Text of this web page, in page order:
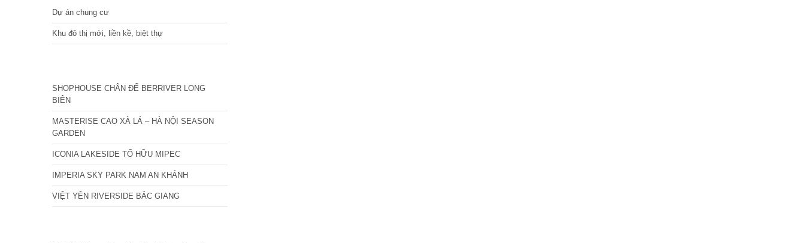
Dự án chung cư
Khu đô thị mới, liền kề, biệt thự
SHOPHOUSE CHÂN ĐẾ BERRIVER LONG
BIÊN
MASTERISE CAO XÀ LÁ – HÀ NỘI SEASON
GARDEN
ICONIA LAKESIDE TỐ HỮU MIPEC
IMPERIA SKY PARK NAM AN KHÁNH
VIỆT YÊN RIVERSIDE BẮC GIANG